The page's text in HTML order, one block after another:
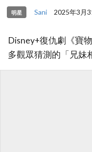
明星 Sani 2025年3月
Disney+復仇劇《寶
多觀眾猜測的「兄妹